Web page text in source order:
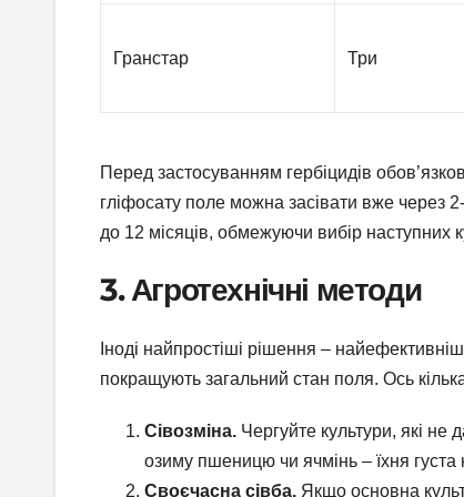
Гранстар Три
Перед застосуванням гербіцидів
гліфосату поле можна засівати вже через
до 12 місяців, обмежуючи вибір наступних
3. Агротехнічні методи
Іноді найпростіші рішення –
покращують загальний стан поля. Ось
Сівозміна. Чергуйте культури, які
озиму пшеницю чи ячмінь – їхня
Своєчасна сівба. Якщо основна